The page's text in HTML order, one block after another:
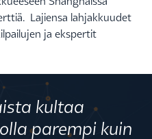
Lajiensa lahjakkuudet
ja ekspertit
kultaa
parempi kuin